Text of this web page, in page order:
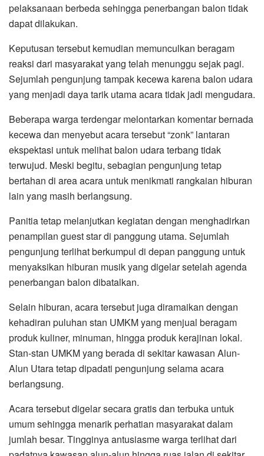
pelaksanaan berbeda sehingga penerbangan balon tidak
dapat dilakukan.
Keputusan tersebut kemudian memunculkan beragam
reaksi dari masyarakat yang telah menunggu sejak pagi.
Sejumlah pengunjung tampak kecewa karena balon udara
yang menjadi daya tarik utama acara tidak jadi mengudara.
Beberapa warga terdengar melontarkan komentar bernada
kecewa dan menyebut acara tersebut “zonk” lantaran
ekspektasi untuk melihat balon udara terbang tidak
terwujud. Meski begitu, sebagian pengunjung tetap
bertahan di area acara untuk menikmati rangkaian hiburan
lain yang masih berlangsung.
Panitia tetap melanjutkan kegiatan dengan menghadirkan
penampilan guest star di panggung utama. Sejumlah
pengunjung terlihat berkumpul di depan panggung untuk
menyaksikan hiburan musik yang digelar setelah agenda
penerbangan balon dibatalkan.
Selain hiburan, acara tersebut juga diramaikan dengan
kehadiran puluhan stan UMKM yang menjual beragam
produk kuliner, minuman, hingga produk kerajinan lokal.
Stan-stan UMKM yang berada di sekitar kawasan Alun-
Alun Utara tetap dipadati pengunjung selama acara
berlangsung.
Acara tersebut digelar secara gratis dan terbuka untuk
umum sehingga menarik perhatian masyarakat dalam
jumlah besar. Tingginya antusiasme warga terlihat dari